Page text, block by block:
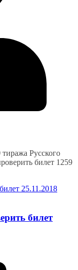
Русского
билет 1259
билет